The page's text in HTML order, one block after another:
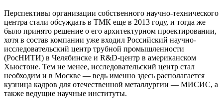
Перспективы организации собственного научно-технического
центра стали обсуждать в ТМК еще в 2013 году, и тогда же
было принято решение о его архитектурном проектировании,
хотя в состав компании уже входил Российский научно-
исследовательский центр трубной промышленности
(РосНИТИ) в Челябинске и R&D-центр в американском
Хьюстоне. Тем не менее, исследовательский центр стал
необходим и в Москве — ведь именно здесь располагается
кузница кадров для отечественной металлургии — МИСИС, а
также ведущие научные институты.